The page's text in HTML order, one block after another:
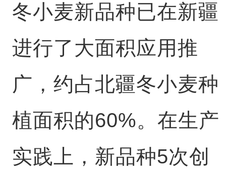
冬小麦新品种已在新疆
进行了大面积应用推
广，约占北疆冬小麦种
植面积的60%。在生产
实践上，新品种5次创